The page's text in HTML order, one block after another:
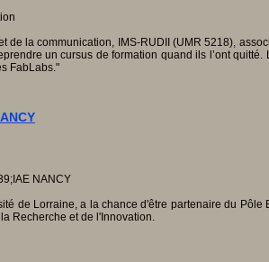
de la communication, IMS-RUDII (UMR 5218),
un cursus de formation quand ils l’ont
FabLabs."
de Lorraine, a la chance d'être partenaire du
Recherche et de l'Innovation.